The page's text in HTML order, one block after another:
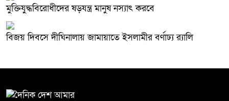
মুক্তিযুদ্ধবিরোধীদের ষড়যন্ত্র মানুষ নস্যাৎ করবে
বিজয় দিবসে দীঘিনালায় জামায়াতে ইসলামীর বর্ণাঢ্য র‍্যালি